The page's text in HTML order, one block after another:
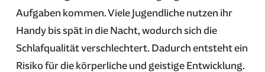
Aufgaben kommen. Viele Jugendliche nutzen ihr
Handy bis spät in die Nacht, wodurch sich die
Schlafqualität verschlechtert. Dadurch entsteht ein
Risiko für die körperliche und geistige Entwicklung.